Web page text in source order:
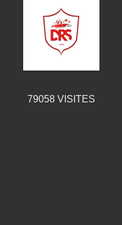
79058VISITES